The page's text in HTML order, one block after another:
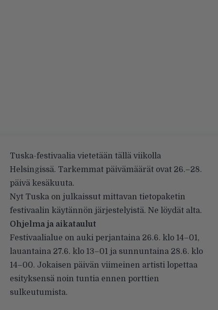
Tuska-festivaalia vietetään tällä viikolla
Helsingissä. Tarkemmat päivämäärät ovat 26.–28.
päivä kesäkuuta.
Nyt Tuska on julkaissut mittavan tietopaketin
festivaalin käytännön järjestelyistä. Ne löydät alta.
Ohjelma ja aikataulut
Festivaalialue on auki perjantaina 26.6. klo 14–01,
lauantaina 27.6. klo 13–01 ja sunnuntaina 28.6. klo
14–00. Jokaisen päivän viimeinen artisti lopettaa
esityksensä noin tuntia ennen porttien
sulkeutumista.